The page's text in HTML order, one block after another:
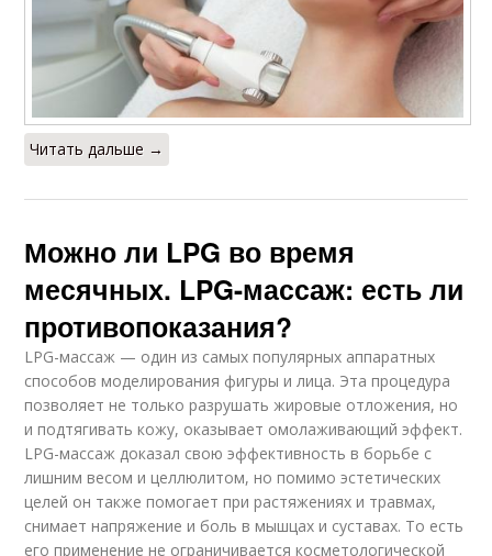
Читать дальше →
Можно ли LPG во время
месячных. LPG-массаж: есть ли
противопоказания?
LPG-массаж — один из самых популярных аппаратных
способов моделирования фигуры и лица. Эта процедура
позволяет не только разрушать жировые отложения, но
и подтягивать кожу, оказывает омолаживающий эффект.
LPG-массаж доказал свою эффективность в борьбе с
лишним весом и целлюлитом, но помимо эстетических
целей он также помогает при растяжениях и травмах,
снимает напряжение и боль в мышцах и суставах. То есть
его применение не ограничивается косметологической